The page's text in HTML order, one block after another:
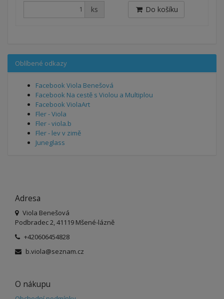
ks Do košíku
Oblíbené odkazy
Facebook Viola Benešová
Facebook Na cestě s Violou a Multiplou
Facebook ViolaArt
Fler - Viola
Fler - viola.b
Fler - lev v zimě
Juneglass
Adresa
Viola Benešová
Podbradec 2, 41119 Mšené-lázně
+420606454828
b.viola@seznam.cz
O nákupu